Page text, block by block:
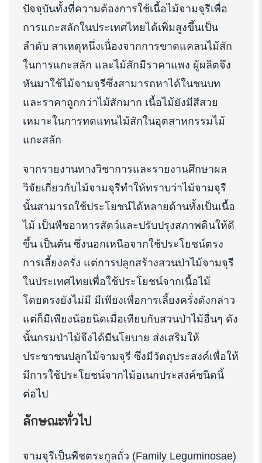
ปัจจุบันทั้งที่ความต้องการใช้เนื้อไม้จามจุรีเพื่อ
การแกะสลักในประเทศไทยได้เพิ่มสูงขึ้นเป็น
ลำดับ สาเหตุหนึ่งเนื่องจากการขาดแคลนไม้สัก
ในการแกะสลัก และไม้สักมีราคาแพง ผู้ผลิตจึง
หันมาใช้ไม้จามจุรีซึ่งสามารถหาได้ในชนบท
และราคาถูกกว่าไม้สักมาก เนื้อไม้ยังมีสีสวย
เหมาะในการทดแทนไม้สักในอุตสาหกรรมไม้
แกะสลัก
จากรายงานทางวิชาการและรายงานศึกษาผล
วิจัยเกี่ยวกับไม้จามจุรีทำให้ทราบว่าไม้จามจุรี
นั้นสามารถใช้ประโยชน์ได้หลายด้านทั้งเป็นเนื้อ
ไม้ เป็นพืชอาหารสัตว์และปรับปรุงสภาพดินให้ดี
ขึ้น เป็นต้น ซึ่งนอกเหนือจากใช้ประโยชน์ตรง
การเลี้ยงครั่ง แต่การปลูกสร้างสวนป่าไม้จามจุรี
ในประเทศไทยเพื่อใช้ประโยชน์จากเนื้อไม้
โดยตรงยังไม่มี มีเพียงเพื่อการเลี้ยงครั่งดังกล่าว
แต่ก็มีเพียงน้อยนิดเมื่อเทียบกับสวนป่าไม้อื่นๆ ดัง
นั้นกรมป่าไม้จึงได้มีนโยบาย ส่งเสริมให้
ประชาชนปลูกไม้จามจุรี ซึ่งมีวัตถุประสงค์เพื่อให้
มีการใช้ประโยชน์จากไม้อเนกประสงค์ชนิดนี้
ต่อไป
ลักษณะทั่วไป
จามจุรีเป็นพืชตระกูลถั่ว (Family Leguminosae)